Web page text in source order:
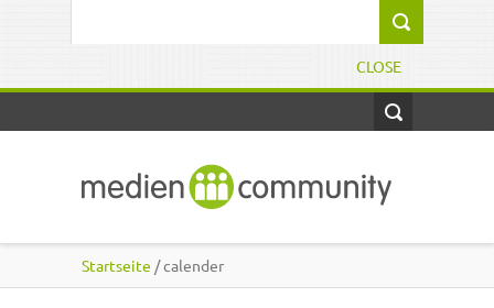
CLOSE
Startseite / calender